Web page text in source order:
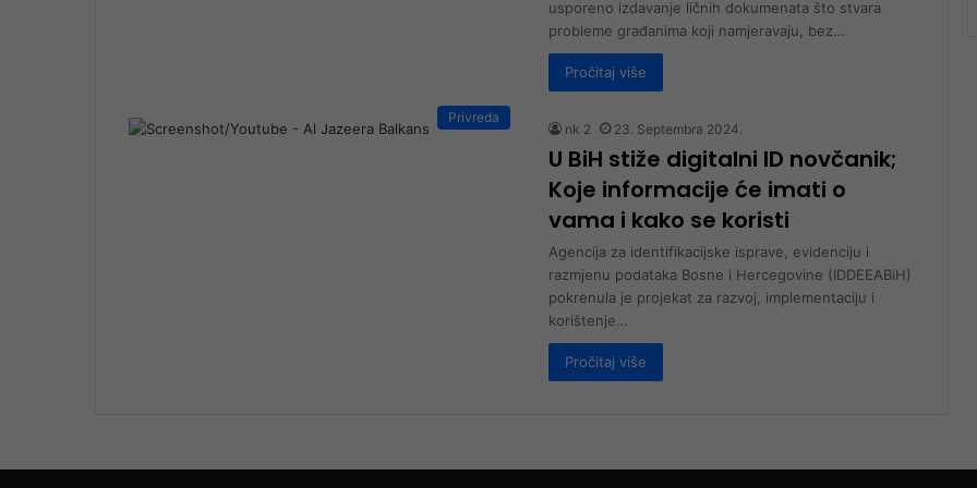
usporeno izdavanje ličnih dokumenata što stvara
probleme građanima koji namjeravaju, bez…
Pročitaj više
Privreda
nk 2 23. Septembra 2024.
U BiH stiže digitalni ID novčanik;
Koje informacije će imati o
vama i kako se koristi
Agencija za identifikacijske isprave, evidenciju i
razmjenu podataka Bosne i Hercegovine (IDDEEABiH)
pokrenula je projekat za razvoj, implementaciju i
korištenje…
Pročitaj više